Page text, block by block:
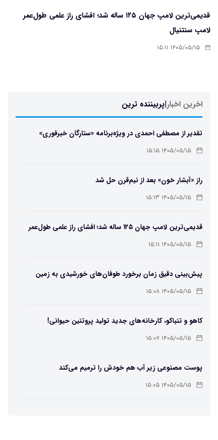
قدیمی‌ترین لامپ جهان ۱۲۵ ساله شد؛ افشای راز علمی طول‌عمر
لامپ سنتنیال
۱۴۰۵/۰۵/۱۵ ۱۵:۱۱
اخرین اخبار|پربیننده ترین
تقدیر از مصطفی احمدی در ویژه‌برنامه «ستارگان خبرفوری»
۱۴۰۵/۰۵/۱۵ ۱۵:۱۵
راز «آبشار خون» بعد از نیم‌قرن حل شد
۱۴۰۵/۰۵/۱۵ ۱۵:۱۳
قدیمی‌ترین لامپ جهان ۱۲۵ ساله شد؛ افشای راز علمی طول‌عمر
لامپ سنتنیال
۱۴۰۵/۰۵/۱۵ ۱۵:۱۱
پیش‌بینی دقیق زمان برخورد طوفان‌های خورشیدی به زمین
ممکن شد
۱۴۰۵/۰۵/۱۵ ۱۵:۰۸
کاهو و تنباکو، کارخانه‌های جدید تولید پروتئین حیوانی!
۱۴۰۵/۰۵/۱۵ ۱۵:۰۷
پوست مصنوعی زیر آب هم خودش را ترمیم می‌کند
۱۴۰۵/۰۵/۱۵ ۱۵:۰۵